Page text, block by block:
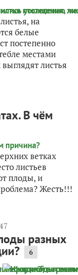
на
белые
постепенно
местами
листья
В чём
ветках
листьев
плоды, и
Жесть!!!
разных
6